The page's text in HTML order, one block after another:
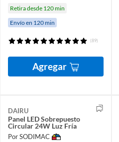
Retira desde 120 min
Envío en 120 min
(89)
Agregar
DAIRU
Panel LED Sobrepuesto
Circular 24W Luz Fría
Por SODIMAC